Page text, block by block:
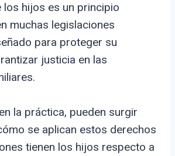
los hijos es un principio
muchas legislaciones
para proteger su
justicia en las
la práctica, pueden surgir
se aplican estos derechos
tienen los hijos respecto a